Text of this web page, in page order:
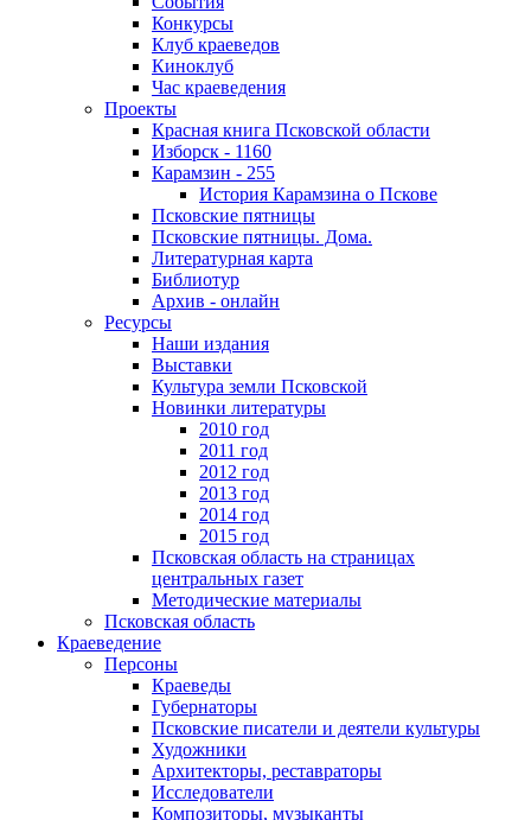
Конкурсы
Клуб краеведов
Киноклуб
Час краеведения
Проекты
Красная книга Псковской области
Изборск - 1160
Карамзин - 255
История Карамзина о Пскове
Псковские пятницы
Псковские пятницы. Дома.
Литературная карта
Библиотур
Архив - онлайн
Ресурсы
Наши издания
Выставки
Культура земли Псковской
Новинки литературы
2010 год
2011 год
2012 год
2013 год
2014 год
2015 год
Псковская область на страницах
центральных газет
Методические материалы
Псковская область
Краеведение
Персоны
Краеведы
Губернаторы
Псковские писатели и деятели культуры
Художники
Архитекторы, реставраторы
Исследователи
Композиторы, музыканты